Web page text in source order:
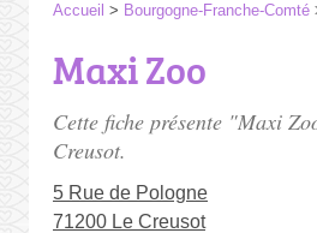
Accueil > Bourgogne-Franche-Comté
Maxi Zoo
Cette fiche présente "Maxi
Creusot.
5 Rue de Pologne
71200 Le Creusot